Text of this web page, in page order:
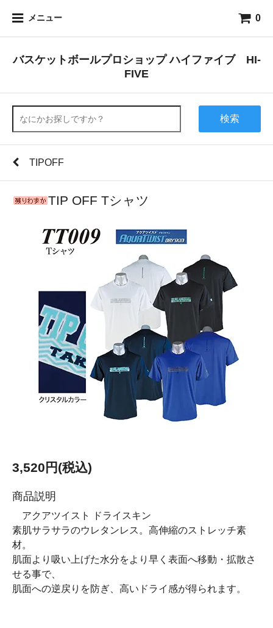
メニュー 0
バスケットボールプロショップ ハイファイブ HI-
FIVE
検索
TIPOFF
TIP OFF Tシャツ
3,520円(税込)
商品説明
アクアツイスト ドライスキン
素肌サラサラのウレタンレス。高伸縮のストレッチ素
材。
肌面より吸い上げた水分をより早く表面へ移動・拡散さ
せる事で、
肌面への逆戻りを防ぎ、高いドライ感が得られます。